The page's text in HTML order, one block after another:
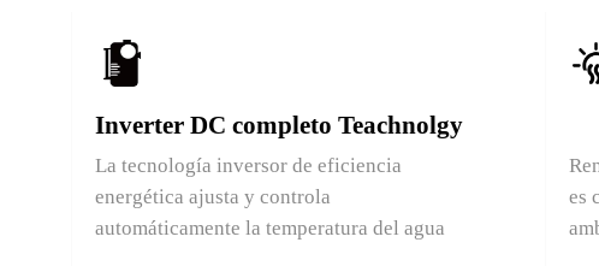
Inverter DC completo Teachnolgy
La tecnología inversor de eficiencia
energética ajusta y controla
automáticamente la temperatura del agua
es